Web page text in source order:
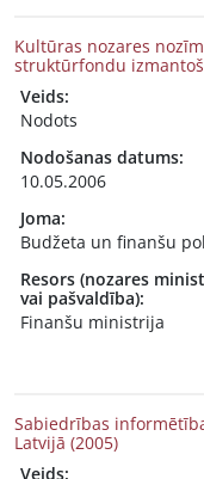
Kultūras nozares
struktūrfondu
Veids:
Nodots
Nodošanas datums:
10.05.2006
Joma:
Budžeta un finanšu
Resors (nozares
vai pašvaldība):
Finanšu ministrija
Sabiedrības
Latvijā (2005)
Veids: